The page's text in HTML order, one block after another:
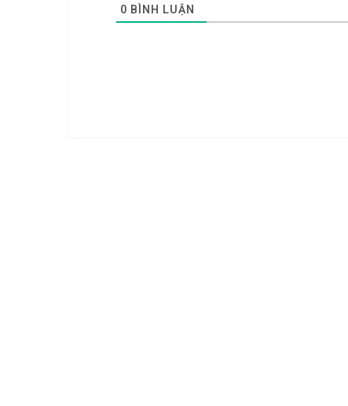
0 BÌNH LUẬN